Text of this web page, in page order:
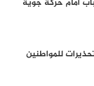
للمواطنين